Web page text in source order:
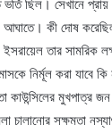
ভর্তি ছিল। সেখানে
আঘাতে। কী দোষ
ইসরায়েল তার সামরিক
নির্মূল করা যাবে কি
কাউন্সিলের মুখপাত্র
চালানোর সক্ষমতা